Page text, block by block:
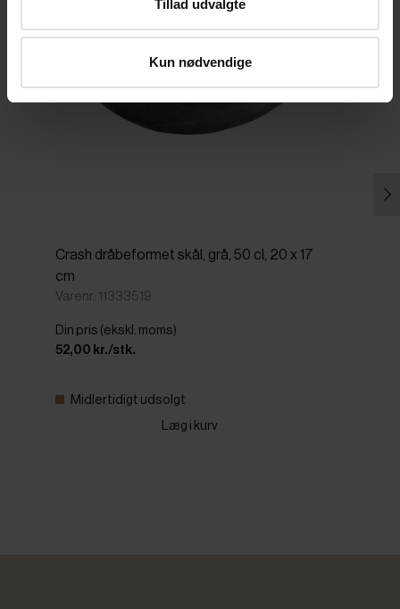
Tillad udvalgte
Kun nødvendige
Crash dråbeformet skål, grå, 50 cl, 20 x 17
cm
Varenr: 11333519
Din pris (ekskl. moms)
52,00 kr./stk.
Midlertidigt udsolgt
Læg i kurv